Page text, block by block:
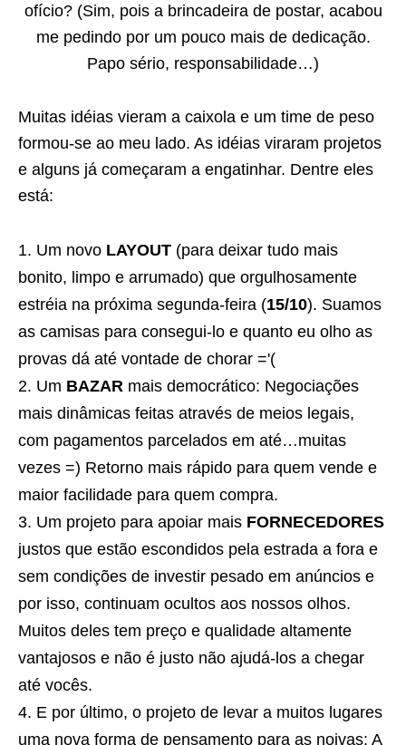
ofício? (Sim, pois a brincadeira de postar, acabou
me pedindo por um pouco mais de dedicação.
Papo sério, responsabilidade…)
Muitas idéias vieram a caixola e um time de peso
formou-se ao meu lado. As idéias viraram projetos
e alguns já começaram a engatinhar. Dentre eles
está:
Um novo LAYOUT (para deixar tudo mais
bonito, limpo e arrumado) que orgulhosamente
estréia na próxima segunda-feira (15/10). Suamos
as camisas para consegui-lo e quanto eu olho as
provas dá até vontade de chorar ='(
Um BAZAR mais democrático: Negociações
mais dinâmicas feitas através de meios legais,
com pagamentos parcelados em até…muitas
vezes =) Retorno mais rápido para quem vende e
maior facilidade para quem compra.
Um projeto para apoiar mais FORNECEDORES
justos que estão escondidos pela estrada a fora e
sem condições de investir pesado em anúncios e
por isso, continuam ocultos aos nossos olhos.
Muitos deles tem preço e qualidade altamente
vantajosos e não é justo não ajudá-los a chegar
até vocês.
E por último, o projeto de levar a muitos lugares
uma nova forma de pensamento para as noivas: A